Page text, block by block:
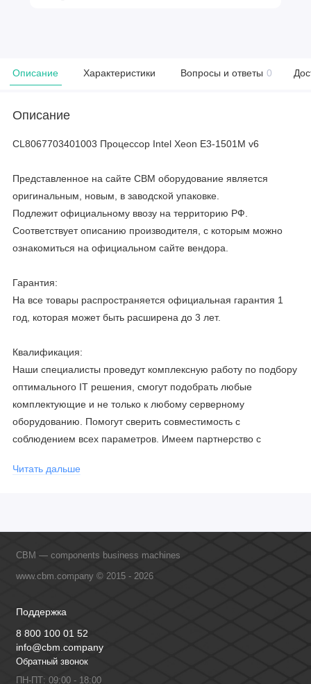
Описание Характеристики Вопросы и ответы 0
Описание
CL8067703401003 Процессор Intel Xeon E3-1501M v6
Представленное на сайте CBM оборудование является
оригинальным, новым, в заводской упаковке.
Подлежит официальному ввозу на территорию РФ.
Соответствует описанию производителя, с которым можно
ознакомиться на официальном сайте вендора.
Гарантия:
На все товары распространяется официальная гарантия 1
год, которая может быть расширена до 3 лет.
Квалификация:
Наши специалисты проведут комплексную работу по подбору
оптимального IT решения, смогут подобрать любые
комплектующие и не только к любому серверному
оборудованию. Помогут сверить совместимость с
соблюдением всех параметров. Имеем партнерство с
обучение сотрудников, что позволяет исключить ошибки даже
Читать дальше
CBM — components business machines
www.cbm.company © 2015 - 2026
Поддержка
8 800 100 01 52
info@cbm.company
Обратный звонок
ПН-ПТ: 09:00 - 18:00